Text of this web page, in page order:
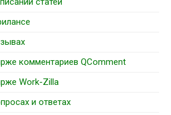
комментариев QComment
Work-Zilla
и ответах